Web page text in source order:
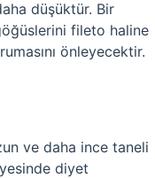
düşüktür. Bir
fileto haline
önleyecektir.
ve daha ince taneli
diyet